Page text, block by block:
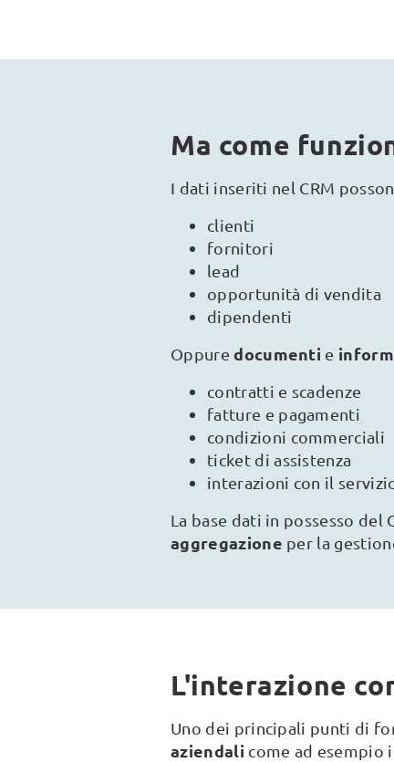
Ma come
I dati inseriti nel CRM
clienti
fornitori
lead
opportunità di vendita
dipendenti
Oppuredocumenti e
contratti e scadenze
fatture e pagamenti
condizioni commerciali
ticket di assistenza
interazioni con il
La base dati in possesso
aggregazione per la
L'interazione
Uno dei principali punti di
aziendali come ad esempio